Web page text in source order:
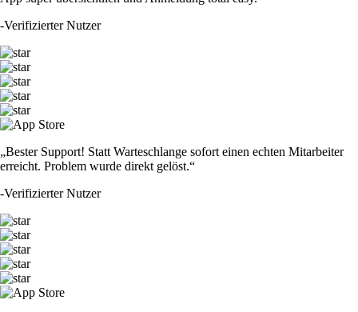
-Verifizierter Nutzer
„Bester Support! Statt Warteschlange sofort einen echten Mitarbeiter
erreicht. Problem wurde direkt gelöst.“
-Verifizierter Nutzer